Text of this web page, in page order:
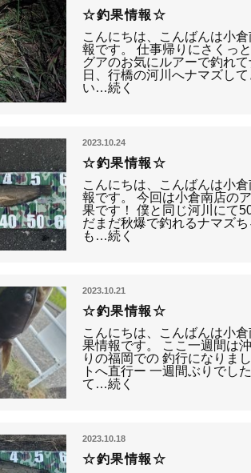
☆釣果情報☆
こんにちは、こんばんは小
報です。 仕事帰りにさくっ
グアのお気にルアーで釣れ
日、行橋の河川へナマズし
い…続く
2023.10.24
☆釣果情報☆
こんにちは、こんばんは小
報です。 今回は小倉南店の
果です！ 僕と同じ河川にて
だまだ秋爆で釣れるナマズ
も…続く
2023.10.21
☆釣果情報☆
こんにちは、こんばんは小
果情報です。 ここ一週間は
りの福岡での 釣行になりま
トへ直行ー 一週間ぶりでし
て…続く
2023.10.18
☆釣果情報☆